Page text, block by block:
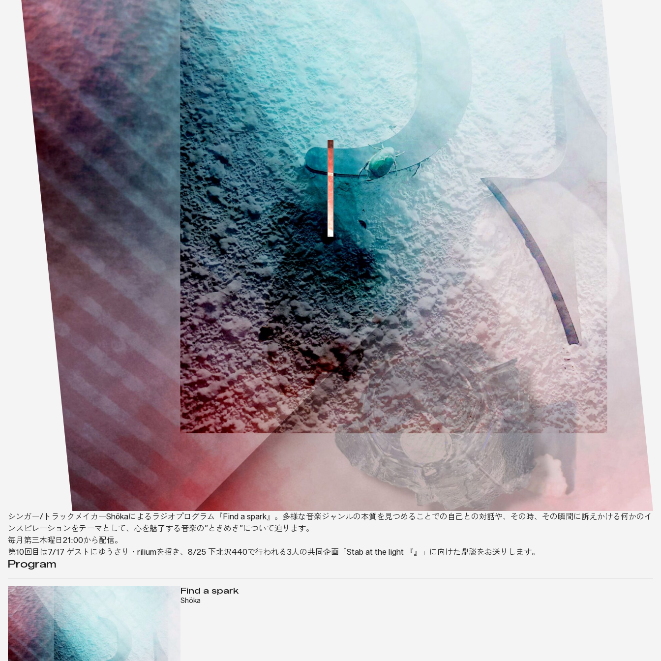
シンガー/トラックメイカーShökaによるラジオプログラム『Find a spark』。多様な音楽ジャンルの本質を見つめることでの自己との対話や、その時、その瞬間に訴えかける何かのイ
ンスピレーションをテーマとして、心を魅了する音楽の”ときめき”について迫ります。
毎月第三木曜日21:00から配信。
第10回目は7/17 ゲストにゆうさり・riliumを招き、8/25 下北沢440で行われる3人の共同企画「Stab at the light 『』」に向けた鼎談をお送りします。
Program
Find a spark
Shöka